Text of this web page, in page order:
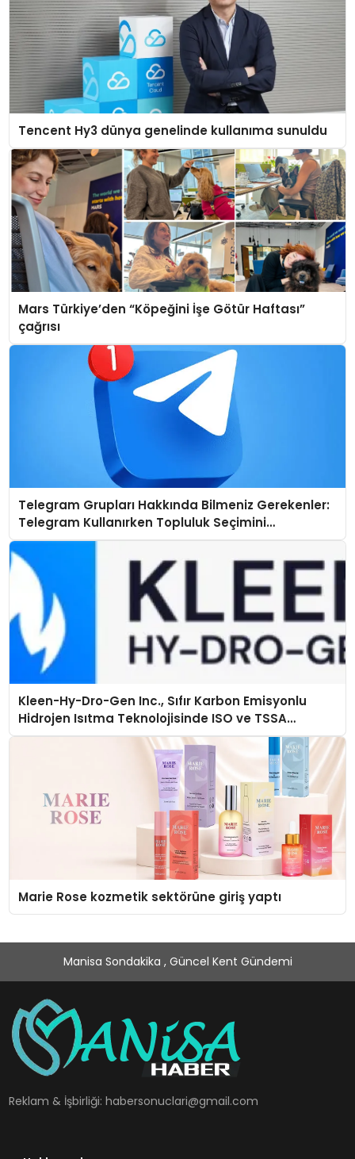
Tencent Hy3 dünya genelinde kullanıma sunuldu
Mars Türkiye’den “Köpeğini İşe Götür Haftası”
çağrısı
Telegram Grupları Hakkında Bilmeniz Gerekenler:
Telegram Kullanırken Topluluk Seçimini
Kolaylaştırın
Kleen-Hy-Dro-Gen Inc., Sıfır Karbon Emisyonlu
Hidrojen Isıtma Teknolojisinde ISO ve TSSA
Düzenleyici Onaylarını Aldı
Marie Rose kozmetik sektörüne giriş yaptı
Manisa Sondakika , Güncel Kent Gündemi
Reklam & İşbirliği:habersonuclari@gmail.com